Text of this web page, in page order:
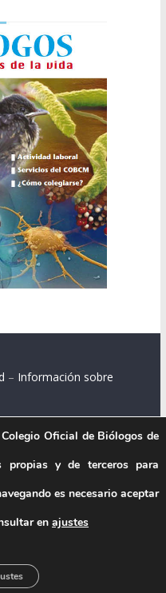
– Información sobre
Comunidad de Madrid.
28003 Madrid.
Oficial de Biólogos de
propias y de terceros para
es necesario aceptar
en ajustes